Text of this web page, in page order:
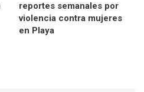
reportes semanales por
violencia contra mujeres
en Playa